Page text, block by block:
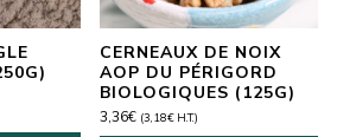
CERNEAUX DE NOIX
AOP DU PÉRIGORD
BIOLOGIQUES (125G)
3,36€ (3,18€H.T.)